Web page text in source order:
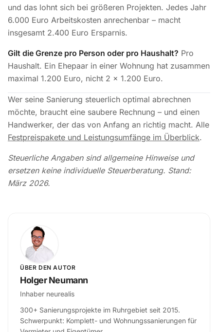
und das lohnt sich bei größeren Projekten. Jedes Jahr
6.000 Euro Arbeitskosten anrechenbar – macht
insgesamt 2.400 Euro Ersparnis.
Gilt die Grenze pro Person oder pro Haushalt? Pro
Haushalt. Ein Ehepaar in einer Wohnung hat zusammen
maximal 1.200 Euro, nicht 2 × 1.200 Euro.
Wer seine Sanierung steuerlich optimal abrechnen
möchte, braucht eine saubere Rechnung – und einen
Handwerker, der das von Anfang an richtig macht. Alle
Festpreispakete und Leistungsumfänge im Überblick.
Steuerliche Angaben sind allgemeine Hinweise und
ersetzen keine individuelle Steuerberatung. Stand:
März 2026.
ÜBER DEN AUTOR
Holger Neumann
Inhaber neurealis
300+ Sanierungsprojekte im Ruhrgebiet seit 2015.
Schwerpunkt: Komplett- und Wohnungssanierungen für